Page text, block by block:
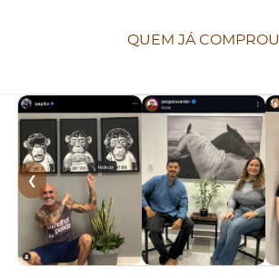
QUEM JÁ COMPROU
❮